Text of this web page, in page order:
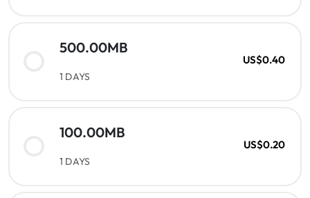
500.00MB
1 DAYS
US$0.40
100.00MB
1 DAYS
US$0.20